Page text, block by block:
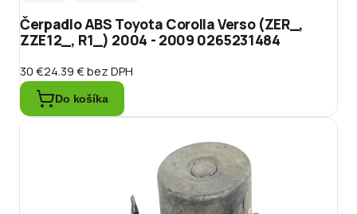
Čerpadlo ABS Toyota Corolla Verso (ZER_,
ZZE12_, R1_) 2004 - 2009 0265231484
30 €24.39 €bez DPH
Do košíka